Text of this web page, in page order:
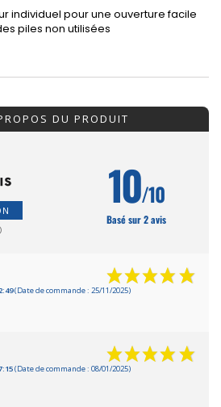
individuel pour une ouverture facile
piles non utilisées
DU PRODUIT
10/10
Basé sur 2 avis
(Date de commande : 25/11/2025)
(Date de commande : 08/01/2025)